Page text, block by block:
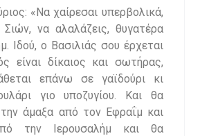
«Να χαίρεσαι υπερβολικά,
να αλαλάζεις, θυγατέρα
Ιδού, ο Βασιλιάς σου έρχεται
είναι δίκαιος και σωτήρας,
επάνω σε γαϊδούρι κι
γιο υποζυγίου. Και θα
άμαξα από τον Εφραΐμ και
την Ιερουσαλήμ και θα